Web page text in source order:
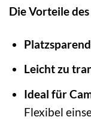
Die Vorteile
Leicht zu
Ideal für
Flexibel